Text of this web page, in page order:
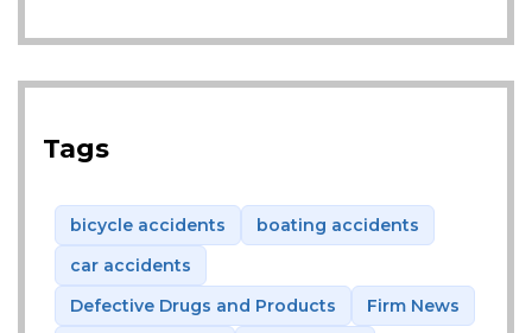
Tags
bicycle accidents
boating accidents
car accidents
Defective Drugs and Products
Firm News